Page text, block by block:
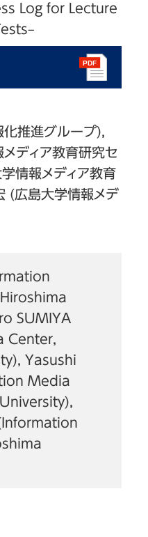
Log for Lecture
推進グループ),
ディア教育研究セ
情報メディア教育
(広島大学情報メデ
SUMIYA
Center,
Yasushi
Media